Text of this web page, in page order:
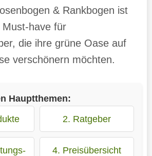
& Rankbogen ist
have für
die ihre grüne Oase auf
verschönern möchten.
Hauptthemen:
2. Ratgeber
4. Preisübersicht